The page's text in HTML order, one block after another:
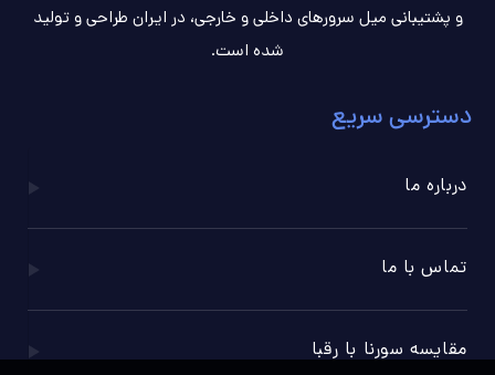
و پشتیبانی میل سرورهای داخلی و خارجی، در ایران طراحی و تولید
شده است.
دسترسی سریع
درباره ما
تماس با ما
مقایسه سورنا با رقبا